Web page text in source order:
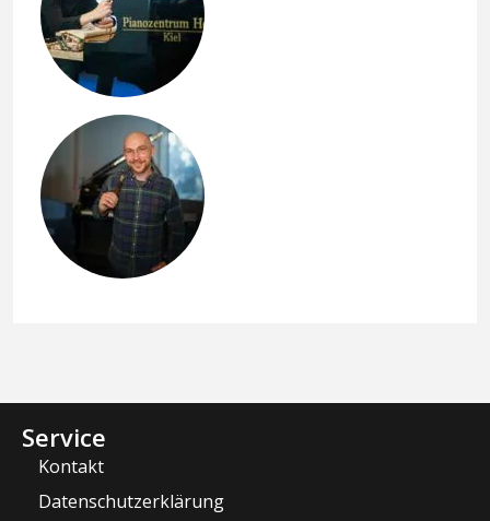
Service
Kontakt
Datenschutzerklärung